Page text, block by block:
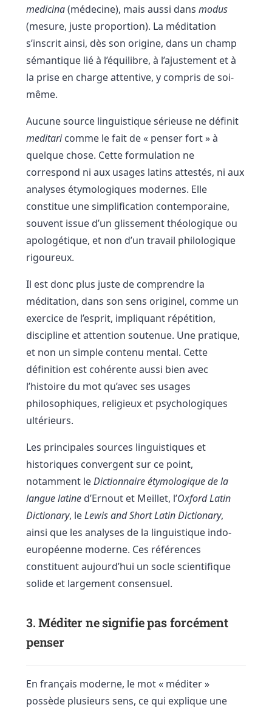
medicina(médecine), mais aussi dans modus
(mesure, juste proportion). La méditation
s’inscrit ainsi, dès son origine, dans un champ
sémantique lié à l’équilibre, à l’ajustement et à
la prise en charge attentive, y compris de soi-
même.
Aucune source linguistique sérieuse ne définit
meditaricomme le fait de « penser fort » à
quelque chose. Cette formulation ne
correspond ni aux usages latins attestés, ni aux
analyses étymologiques modernes. Elle
constitue une simplification contemporaine,
souvent issue d’un glissement théologique ou
apologétique, et non d’un travail philologique
rigoureux.
Il est donc plus juste de comprendre la
méditation, dans son sens originel, comme un
exercice de l’esprit, impliquant répétition,
discipline et attention soutenue. Une pratique,
et non un simple contenu mental. Cette
définition est cohérente aussi bien avec
l’histoire du mot qu’avec ses usages
philosophiques, religieux et psychologiques
ultérieurs.
Les principales sources linguistiques et
historiques convergent sur ce point,
notamment leDictionnaire étymologique de la
langue latine d’Ernout et Meillet, l’Oxford Latin
Dictionary, leLewis and Short Latin Dictionary,
ainsi que les analyses de la linguistique indo-
européenne moderne. Ces références
constituent aujourd’hui un socle scientifique
solide et largement consensuel.
3. Méditer ne signifie pas forcément
penser
En français moderne, le mot « méditer »
possède plusieurs sens, ce qui explique une